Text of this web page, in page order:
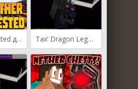
Nether Chested для Майнкрафт [1.20.4, 1.20.1, 1.20] Tax’ Dragon Legend для Майнкрафт [1.20.1, 1.20]